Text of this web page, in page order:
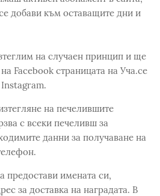
добави към оставащите дни и
на случаен принцип и ще
Facebook страницата на Уча.се
на печелившите
с всеки печеливш за
данни за получаване на
предостави имената си,
за доставка на наградата. В